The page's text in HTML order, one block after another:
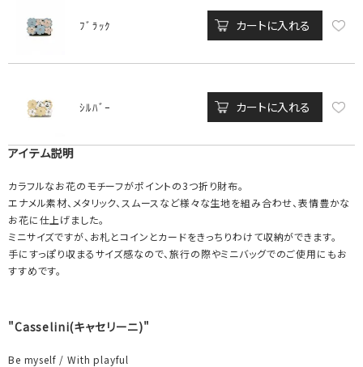
ﾌﾞﾗｯｸ カートに入れる
ｼﾙﾊﾞｰ カートに入れる
アイテム説明
カラフルなお花のモチーフがポイントの3つ折り財布。
エナメル素材、メタリック、スムースなど様々な生地を組み合わせ、表情豊かな
お花に仕上げました。
ミニサイズですが、お札とコインとカードをきっちりわけて収納ができます。
手にすっぽり収まるサイズ感なので、旅行の際やミニバッグでのご使用にもお
すすめです。
"Casselini(キャセリーニ)"
Be myself / With playful